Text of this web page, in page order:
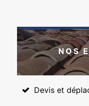
NOS
Devis et